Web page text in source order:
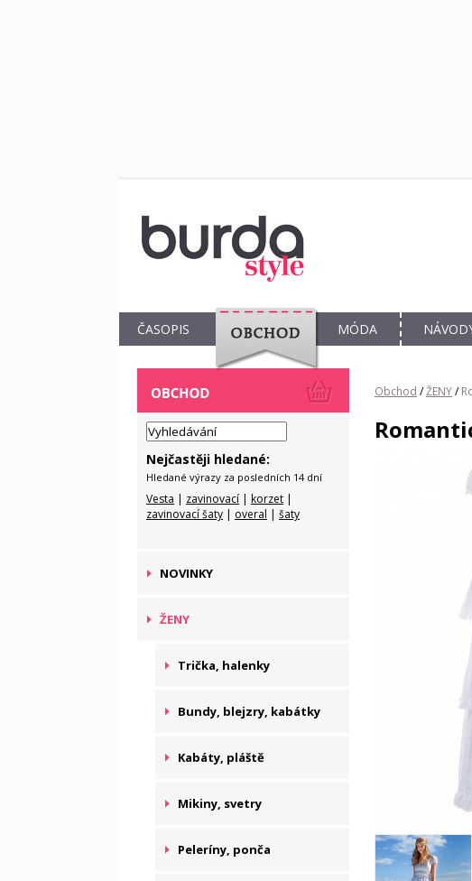
ČASOPIS
OBCHOD
MÓDA
Nejčastěji hledané:
Hledané výrazy za posledních 14 dní
Vesta | zavinovací | korzet |
zavinovací šaty | overal | šaty
NOVINKY
ŽENY
Trička, halenky
Bundy, blejzry, kabátky
Kabáty, pláště
Mikiny, svetry
Peleríny, ponča
Obchod /ŽENY/